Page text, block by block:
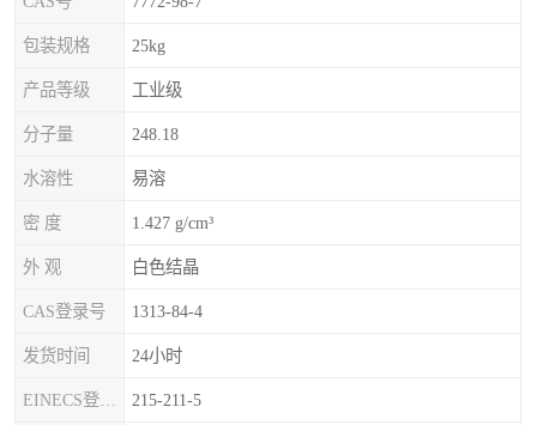
包装规格 25kg
产品等级 工业级
分子量 248.18
水溶性 易溶
密 度 1.427 g/cm³
外 观 白色结晶
CAS登录号 1313-84-4
发货时间 24小时
215-211-5